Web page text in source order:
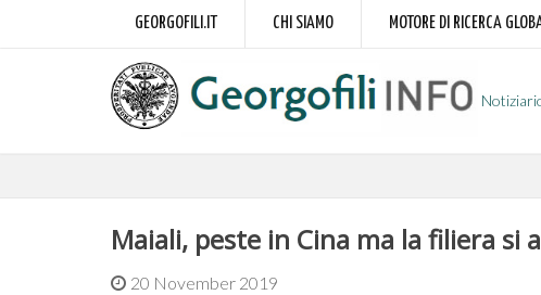
GEORGOFILI.IT CHI SIAMO MOTORE DI RICERCA
Maiali, peste in Cina ma la filiera si
20 November 2019